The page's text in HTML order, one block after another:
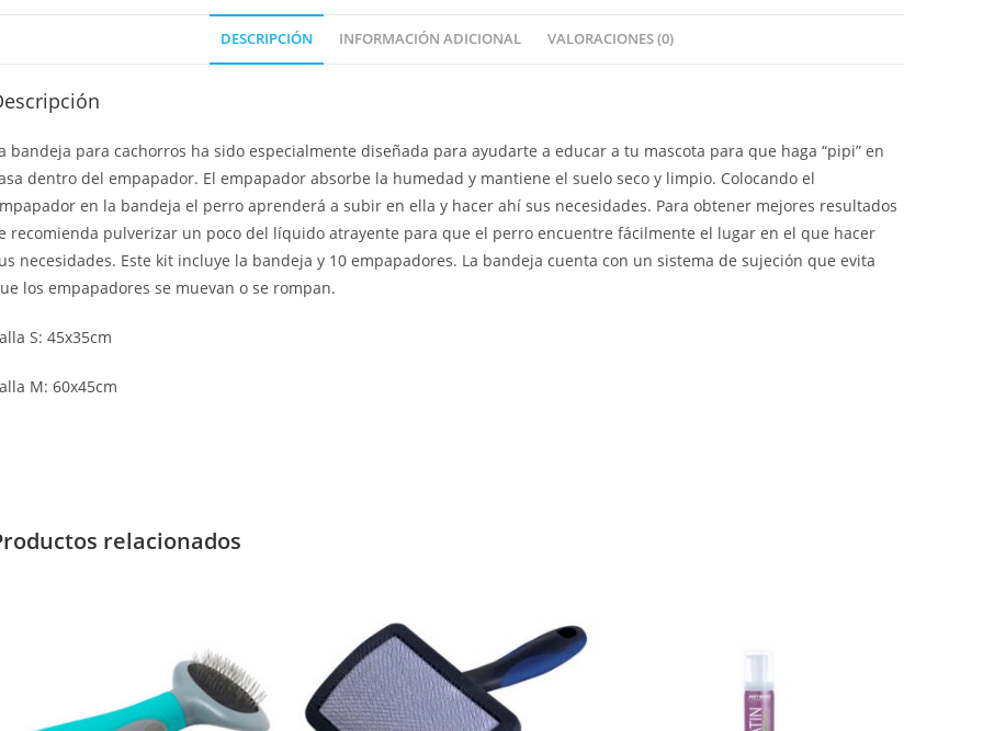
DESCRIPCIÓN INFORMACIÓN ADICIONAL VALORACIONES (0)
bandeja para cachorros ha sido especialmente diseñada para ayudarte a educar a tu mascota para que haga “pipi” en
dentro del empapador. El empapador absorbe la humedad y mantiene el suelo seco y limpio. Colocando el
en la bandeja el perro aprenderá a subir en ella y hacer ahí sus necesidades. Para obtener mejores resultados
recomienda pulverizar un poco del líquido atrayente para que el perro encuentre fácilmente el lugar en el que hacer
necesidades. Este kit incluye la bandeja y 10 empapadores. La bandeja cuenta con un sistema de sujeción que evita
los empapadores se muevan o se rompan.
S: 45x35cm
M: 60x45cm
relacionados